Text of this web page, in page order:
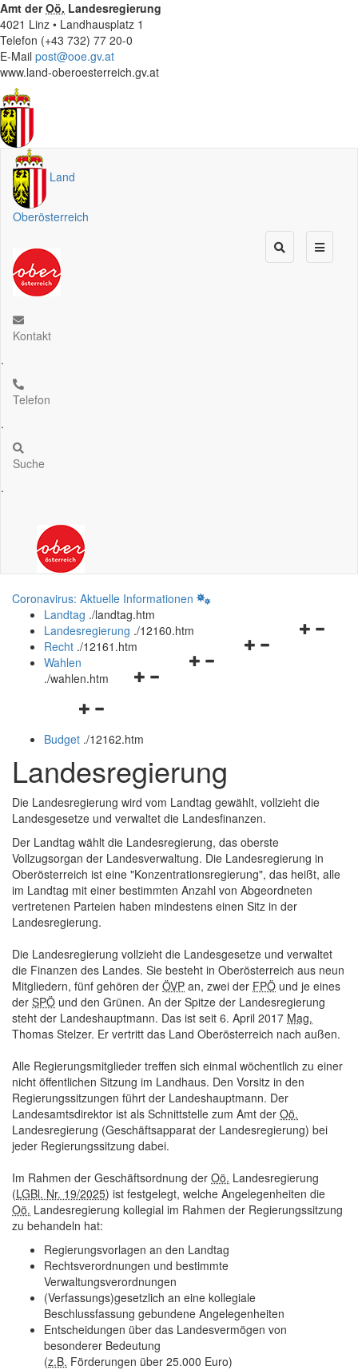
Amt derOö. Landesregierung
4021 Linz • Landhausplatz 1
Telefon (+43 732) 77 20-0
E-Mail post@ooe.gv.at
www.land-oberoesterreich.gv.at
Land
Oberösterreich
Kontakt
.
Telefon
.
Suche
.
Coronavirus: Aktuelle Informationen
Landtag ./landtag.htm
Navigationsmenü
Landesregierung ./12160.htm
Navigationsmenü
Recht ./12161.htm
Navigationsmenü
Wahlen
./wahlen.htm
Navigationsmenü
und
Budget ./12162.htm
Landesregierung
Die Landesregierung wird vom Landtag gewählt, vollzieht die
Landesgesetze und verwaltet die Landesfinanzen.
Der Landtag wählt die Landesregierung, das oberste
Vollzugsorgan der Landesverwaltung. Die Landesregierung in
Oberösterreich ist eine "Konzentrationsregierung", das heißt, alle
im Landtag mit einer bestimmten Anzahl von Abgeordneten
vertretenen Parteien haben mindestens einen Sitz in der
Landesregierung.
Die Landesregierung vollzieht die Landesgesetze und verwaltet
die Finanzen des Landes. Sie besteht in Oberösterreich aus neun
Mitgliedern, fünf gehören der ÖVP an, zwei der FPÖ und je eines
der SPÖ und den Grünen. An der Spitze der Landesregierung
steht der Landeshauptmann. Das ist seit 6. April 2017 Mag.
Thomas Stelzer. Er vertritt das Land Oberösterreich nach außen.
Alle Regierungsmitglieder treffen sich einmal wöchentlich zu einer
nicht öffentlichen Sitzung im Landhaus. Den Vorsitz in den
Regierungssitzungen führt der Landeshauptmann. Der
Landesamtsdirektor ist als Schnittstelle zum Amt der Oö.
Landesregierung (Geschäftsapparat der Landesregierung) bei
jeder Regierungssitzung dabei.
Im Rahmen der Geschäftsordnung der Oö. Landesregierung
(LGBl. Nr. 19/2025) ist festgelegt, welche Angelegenheiten die
Oö. Landesregierung kollegial im Rahmen der Regierungssitzung
zu behandeln hat:
Regierungsvorlagen an den Landtag
Rechtsverordnungen und bestimmte
Verwaltungsverordnungen
(Verfassungs)gesetzlich an eine kollegiale
Beschlussfassung gebundene Angelegenheiten
Entscheidungen über das Landesvermögen von
besonderer Bedeutung
(z.B. Förderungen über 25.000 Euro)